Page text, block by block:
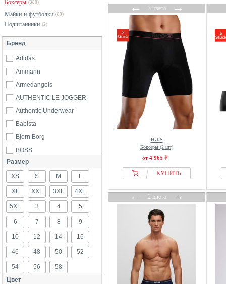
Боксеры (388)
Майки и футболки (89)
Подштанники (2)
Бренд
Adidas
Ammann
Armedangels
AUTHENTIC LE JOGGER
Authentic Underwear
Babista
Bjorn Borg
BOSS
Brandit
Bruno Banani
Buffalo
Bugatti
Calida
Calvin Klein
Carne Bollente
Ceceba
Cristiano Ronaldo CR7
DANISH ENDURANCE
Размер
XS S M L
XL XXL 3XL 4XL
5XL 3 4 5
6 7 8 9
10 12 14 16
46 48 50 52
54 56
58
Цвет
←3 цвета→
H.I.S
Боксеры (2 шт)
от 4 965 ₽
КУПИТЬ
←2 цвета→